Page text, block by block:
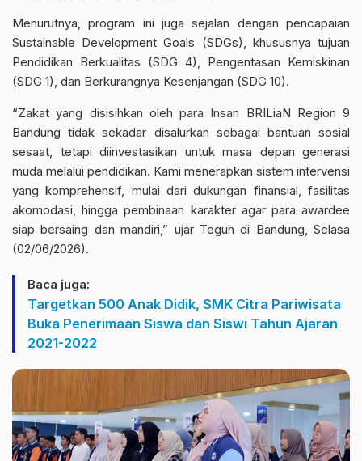
Menurutnya, program ini juga sejalan dengan pencapaian
Sustainable Development Goals (SDGs), khususnya tujuan
Pendidikan Berkualitas (SDG 4), Pengentasan Kemiskinan
(SDG 1), dan Berkurangnya Kesenjangan (SDG 10).
“Zakat yang disisihkan oleh para Insan BRILiaN Region 9
Bandung tidak sekadar disalurkan sebagai bantuan sosial
sesaat, tetapi diinvestasikan untuk masa depan generasi
muda melalui pendidikan. Kami menerapkan sistem intervensi
yang komprehensif, mulai dari dukungan finansial, fasilitas
akomodasi, hingga pembinaan karakter agar para awardee
siap bersaing dan mandiri,” ujar Teguh di Bandung, Selasa
(02/06/2026).
Baca juga:
Targetkan 500 Anak Didik, SMK Citra Pariwisata
Buka Penerimaan Siswa dan Siswi Tahun Ajaran
2021-2022